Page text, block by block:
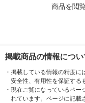
商品を閲
掲載商品の情報につい
・ 掲載している情報の精度に
安全性、有用性を保証する
・ 現在ご覧になっているペー
れています。ページに記載